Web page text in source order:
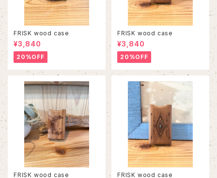
FRISK wood case
¥3,840
20%OFF
FRISK wood case
¥3,840
20%OFF
FRISK wood case FRISK wood case